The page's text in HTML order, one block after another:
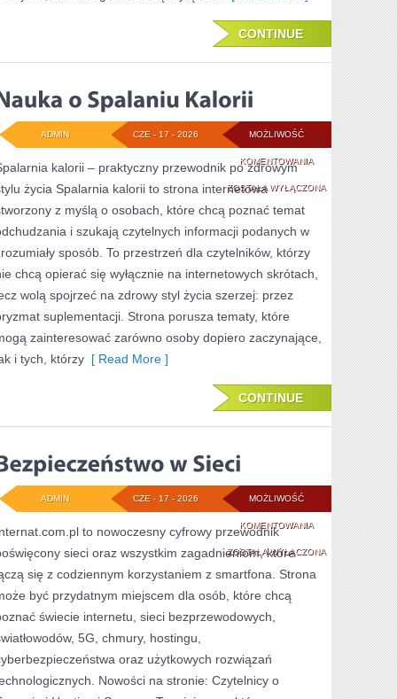
CONTINUE
MOŻLIWOŚĆ
KOMENTOWANIANAUKA
O
SPALANIU
KALORII
ZOSTAŁA WYŁĄCZONA
CZE - 17 - 2026
ADMIN
kalorii – praktyczny przewodnik po zdrowym
życia Spalarnia kalorii to strona internetowa
z myślą o osobach, które chcą poznać temat
i szukają czytelnych informacji podanych w
sposób. To przestrzeń dla czytelników, którzy
chcą opierać się wyłącznie na internetowych skrótach,
wolą spojrzeć na zdrowy styl życia szerzej: przez
suplementacji. Strona porusza tematy, które
zainteresować zarówno osoby dopiero zaczynające,
i tych, którzy [ Read More ]
CONTINUE
MOŻLIWOŚĆ
KOMENTOWANIABEZPIECZEŃSTWO
W
SIECI
ZOSTAŁA WYŁĄCZONA
CZE - 17 - 2026
ADMIN
to nowoczesny cyfrowy przewodnik
sieci oraz wszystkim zagadnieniom, które
się z codziennym korzystaniem z smartfona. Strona
być przydatnym miejscem dla osób, które chcą
świecie internetu, sieci bezprzewodowych,
5G, chmury, hostingu,
oraz użytkowych rozwiązań
Nowości na stronie: Czytelnicy o